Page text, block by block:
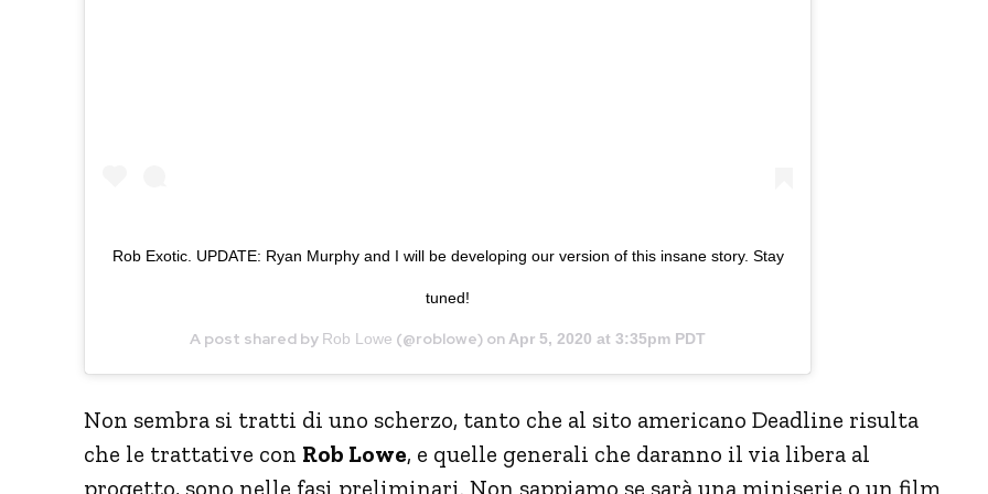
Rob Exotic. UPDATE: Ryan Murphy and I will be developing our version of this insane story. Stay
tuned!
A post shared by Rob Lowe (@roblowe) on Apr 5, 2020 at 3:35pm PDT
Non sembra si tratti di uno scherzo, tanto che al sito americano Deadline risulta
che le trattative con Rob Lowe, e quelle generali che daranno il via libera al
progetto, sono nelle fasi preliminari. Non sappiamo se sarà una miniserie o un film